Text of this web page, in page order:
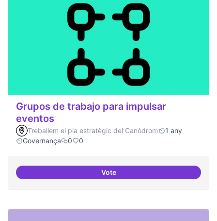
Grupos de trabajo para impulsar
eventos
Treballem el pla estratègic del Canòdrom
1 any
Governança
0 0
VoteGrupos de trabajo para impulsar